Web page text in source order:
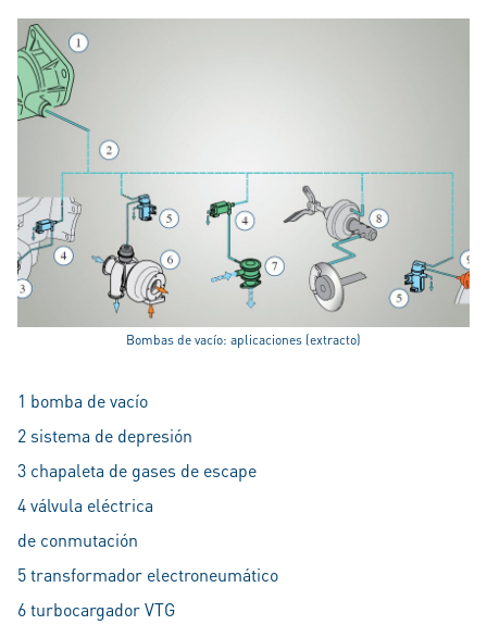
Bombas de vacío: aplicaciones (extracto)
1 bomba de vacío
2 sistema de depresión
3 chapaleta de gases de escape
4 válvula eléctrica
de conmutación
5 transformador electroneumático
6 turbocargador VTG